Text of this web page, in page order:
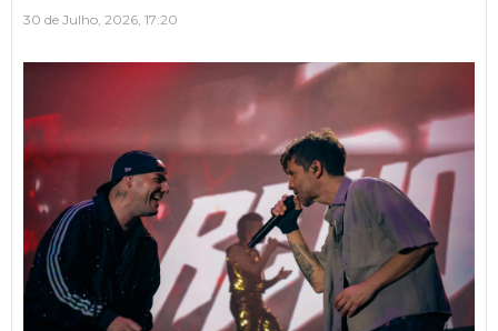
30 de Julho, 2026, 17:20